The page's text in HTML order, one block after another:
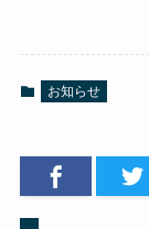
お知らせ